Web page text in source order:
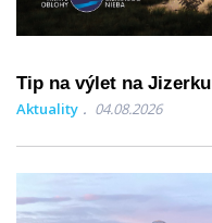
Tip na výlet na Jizerku
Aktuality 04.08.2026